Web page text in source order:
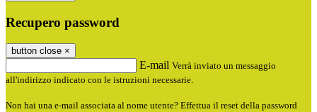
Recupero password
button close ×
E-mail Verrà inviato un messaggio
all'indirizzo indicato con le istruzioni necessarie.
Non hai una e-mail associata al nome utente? Effettua il reset della password